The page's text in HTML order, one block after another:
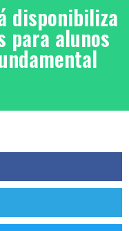
disponibiliza
para alunos